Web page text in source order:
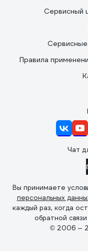
Сервисный
Правила
Чат
Вы принимаете
персональных
каждый раз, когда
обратной
© 2006 —